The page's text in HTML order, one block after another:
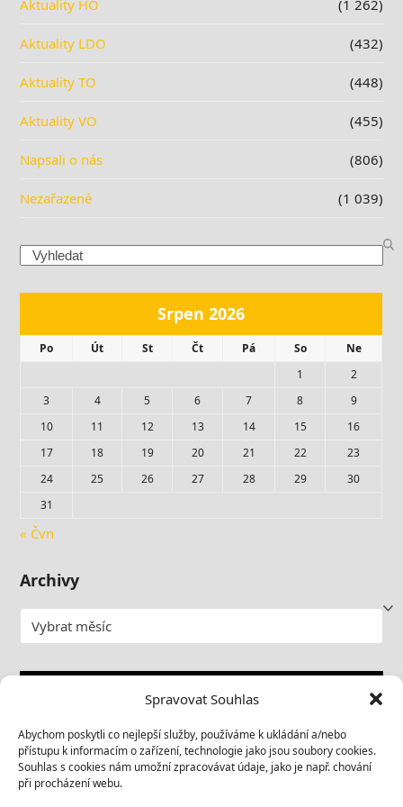
Spravovat Souhlas
Abychom poskytli co nejlepší služby, používáme k ukládání a/nebo
přístupu k informacím o zařízení, technologie jako jsou soubory cookies.
Souhlas s cookies nám umožní zpracovávat údaje, jako je např. chování
při procházení webu.
Aktuality HO (1 262)
Aktuality LDO (432)
Aktuality TO (448)
Aktuality VO (455)
Napsali o nás (806)
Nezařazené (1 039)
Search
Srpen 2026
Po Út St Čt Pá So
Ne
1
2
3
4 5 6 7 8
9
10
11 12 13 14 15
16
17
18 19 20 21 22
23
24
25 26 27 28 29
30
31
« Čvn
Archivy
Archivy
Video